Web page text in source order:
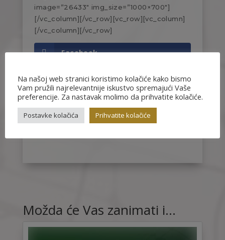
image=”26433″ img_size=”1000×700″]
[/vc_column][/vc_row][vc_row][vc_column]
[/vc_column][/vc_row]
Facebook
Twitter
Gmail
LinkedIn
Možda će Vas zanimati i…
Na našoj web stranici koristimo kolačiće kako bismo
Vam pružili najrelevantnije iskustvo spremajući Vaše
preferencije. Za nastavak molimo da prihvatite kolačiće.
Postavke kolačića Prihvatite kolačiće